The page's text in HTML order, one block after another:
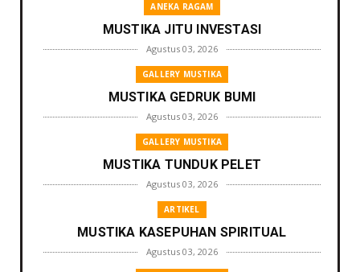
ANEKA RAGAM
MUSTIKA JITU INVESTASI
Agustus 03, 2026
GALLERY MUSTIKA
MUSTIKA GEDRUK BUMI
Agustus 03, 2026
GALLERY MUSTIKA
MUSTIKA TUNDUK PELET
Agustus 03, 2026
ARTIKEL
MUSTIKA KASEPUHAN SPIRITUAL
Agustus 03, 2026